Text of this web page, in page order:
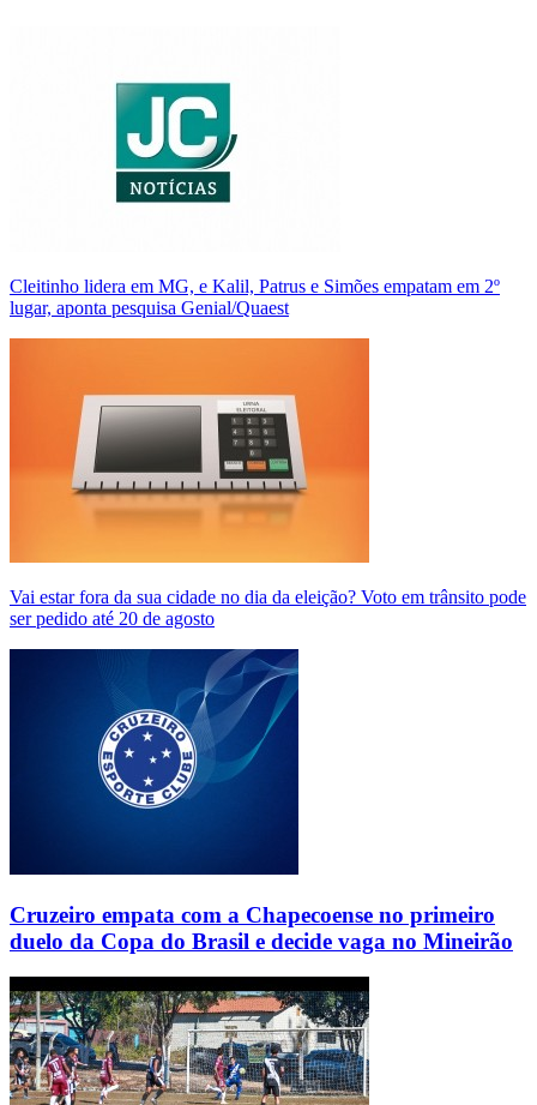
Cleitinho lidera em MG, e Kalil, Patrus e Simões empatam em 2º
lugar, aponta pesquisa Genial/Quaest
Vai estar fora da sua cidade no dia da eleição? Voto em trânsito pode
ser pedido até 20 de agosto
Cruzeiro empata com a Chapecoense no primeiro
duelo da Copa do Brasil e decide vaga no Mineirão